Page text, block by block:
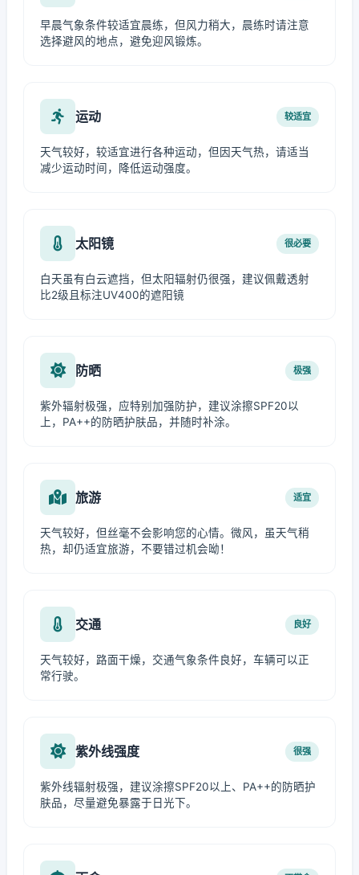
早晨气象条件较适宜晨练，但风力稍大，晨练时请注意
选择避风的地点，避免迎风锻炼。
运动 较适宜
天气较好，较适宜进行各种运动，但因天气热，请适当
减少运动时间，降低运动强度。
太阳镜 很必要
白天虽有白云遮挡，但太阳辐射仍很强，建议佩戴透射
比2级且标注UV400的遮阳镜
防晒 极强
紫外辐射极强，应特别加强防护，建议涂擦SPF20以
上，PA++的防晒护肤品，并随时补涂。
旅游 适宜
天气较好，但丝毫不会影响您的心情。微风，虽天气稍
热，却仍适宜旅游，不要错过机会呦！
交通 良好
天气较好，路面干燥，交通气象条件良好，车辆可以正
常行驶。
紫外线强度 很强
紫外线辐射极强，建议涂擦SPF20以上、PA++的防晒护
肤品，尽量避免暴露于日光下。